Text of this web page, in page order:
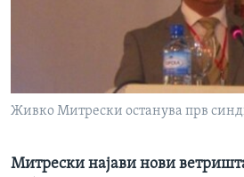
Живко Митрески останува прв
Митрески најави нови